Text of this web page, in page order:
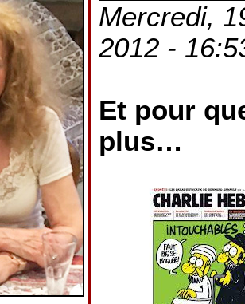
Mercredi,
2012 -
Et pour
plus…